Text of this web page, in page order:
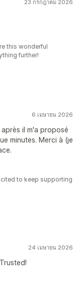
23 กรกฎาคม 2026
this wonderful
further!
6 เมษายน 2026
il m'a proposé
minutes. Merci à (je
to keep supporting
24 เมษายน 2026